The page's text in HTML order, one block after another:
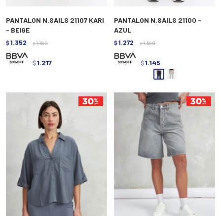
PANTALON N.SAILS 21107 KARI
- BEIGE
$ 1.352 $ 1.690
$ 1.217
PANTALON N.SAILS 21100 -
AZUL
$ 1.272 $ 1.590
$ 1.145